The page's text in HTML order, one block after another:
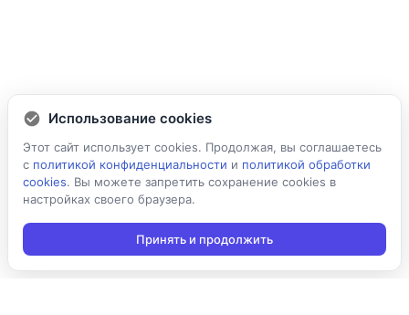
Использование cookies
Этот сайт использует cookies. Продолжая, вы соглашаетесь
с политикой конфиденциальности и политикой обработки
cookies. Вы можете запретить сохранение cookies в
настройках своего браузера.
Принять и продолжить